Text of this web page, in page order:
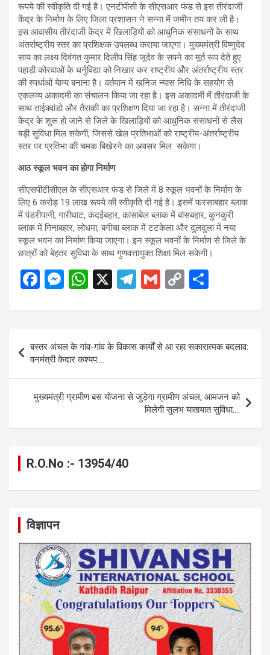
रूपये की स्वीकृति दी गई है। एनटीपीसी के सीएसआर फंड से इस तीरंदाजी
केंद्र के निर्माण के लिए जिला प्रशासन ने सन्ना में जमीन तय कर ली है।
इस आवासीय तीरंदाजी केंद्र में खिलाड़ियों को आधुनिक संसाधनों के साथ
अंतर्राष्ट्रीय स्तर का प्रशिक्षक उपलब्ध कराया जाएगा। मुख्यमंत्री विष्णुदेव
साय का लक्ष्य दिवंगत कुमार दिलीप सिंह जूदेव के सपने का मूर्त रूप देते हुए
पहाड़ी कोरवाओं के धर्नुविद्या को निखार कर राष्ट्रीय ओैर अंतर्राष्ट्रीय स्तर
की स्पर्धाओं येाग्य बनाना है। वर्तमान में खनिज न्यास निधि के सहयोग से
एकलव्य अकादमी का संचालन किया जा रहा है। इस अकादमी में तीरंदाजी के
साथ ताईक्वांडो और तैराकी का प्रशिक्षण दिया जा रहा है। सन्ना में तीरंदाजी
केंद्र के शुरू हो जाने से जिले के खिलाड़ियों को आधुनिक संसाधनों से लैस
बड़ी सुविधा मिल सकेगी, जिससे खेल प्रतिभाओं को राष्ट्रीय-अंतर्राष्ट्रीय
स्तर पर प्रतिभा की चमक बिखेरने का अवसर मिल सकेगा।
आठ स्कूल भवन का होगा निर्माण
सीएसपीटीसीएल के सीएसआर फंड से जिले में 8 स्कूल भवनों के निर्माण के
लिए 6 करोड़ 19 लाख रूपये की स्वीकृति दी गई है। इसमें फरसाबहार ब्लाक
में पंडरीपानी, गारीघाट, कंदईबहार, कांसाबेल ब्लाक में बांसबहार, कुनकुरी
ब्लाक में गिनाबहार, लोधमा, बगीचा ब्लाक में टटकेला और दुलदुला में नया
स्कूल भवन का निर्माण किया जाएगा। इन स्कूल भवनों के निर्माण से जिले के
छात्रों को बेहतर सुविधा के साथ गुणवत्तायुक्त शिक्षा मिल सकेगी।
F
ce
o
o
k
M
se
n
g
er
W
at
A
p
p
X
T
e
gr
a
m
G
ail
C
py
n
k
ar
navigation
बस्तर अंचल के गांव-गांव के विकास कार्यों से आ रहा सकारात्मक बदलाव:
वनमंत्री केदार कश्यप….
मुख्यमंत्री ग्रामीण बस योजना से जुड़ेगा ग्रामीण अंचल, आमजन को
मिलेगी सुलभ यातायात सुविधा….
R.O.No :- 13954/40
विज्ञापन